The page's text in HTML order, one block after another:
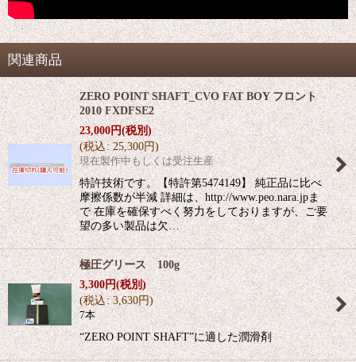
関連商品
ZERO POINT SHAFT_CVO FAT BOY フロント
2010 FXDFSE2
23,000円(税別)
(税込: 25,300円)
現在製作中もしくは受注生産
特許技術です。【特許第5474149】 純正品に比べ
摩擦係数が半減 詳細は、http://www.peo.nara.jpま
で 在庫を確保すべく努力をしておりますが、ご要
望の多い製品は欠…
極圧グリース 100g
3,300円(税別)
(税込: 3,630円)
7本
“ZERO POINT SHAFT”に適した潤滑剤